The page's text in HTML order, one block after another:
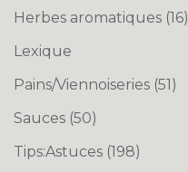
Herbes aromatiques (16)
Lexique
Pains/Viennoiseries (51)
Sauces (50)
Tips:Astuces (198)